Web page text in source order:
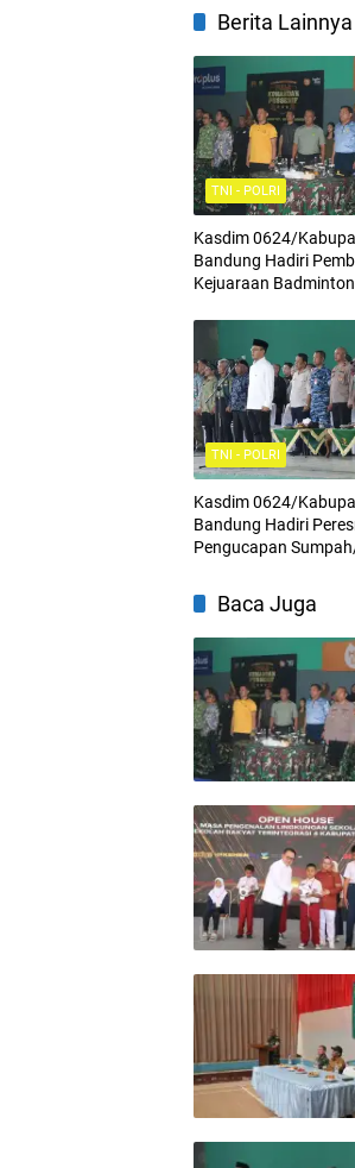
Berita Lainnya
TNI - POLRI
Kasdim 0624/
Bandung Hadiri
Kejuaraan
TNI - POLRI
Kasdim 0624/
Bandung Hadiri
Pengucapan
Baca Juga